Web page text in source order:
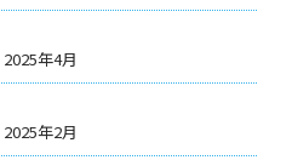
2025年4月
2025年2月